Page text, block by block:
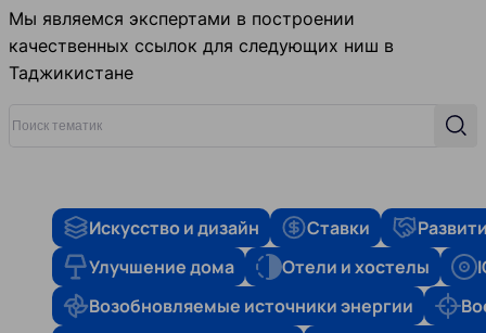
Мы являемся экспертами в построении
качественных ссылок для следующих ниш в
Таджикистане
Искусство и дизайн Ставки
Улучшение дома
Отели и хостелы
Возобновляемые источники энергии